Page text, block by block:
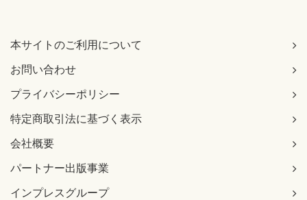
本サイトのご利用について
お問い合わせ
プライバシーポリシー
特定商取引法に基づく表示
会社概要
パートナー出版事業
インプレスグループ